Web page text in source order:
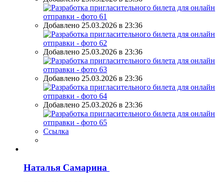
Добавлено 25.03.2026 в 23:36
Добавлено 25.03.2026 в 23:36
Добавлено 25.03.2026 в 23:36
Добавлено 25.03.2026 в 23:36
Ссылка
Наталья Самарина